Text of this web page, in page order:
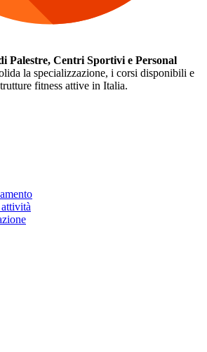
Palestre, Centri Sportivi e Personal
la specializzazione, i corsi disponibili e
fitness attive in Italia.